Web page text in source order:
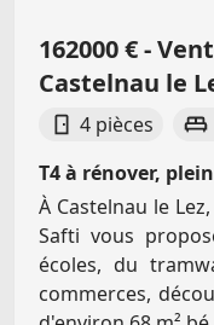
162000 € -
Castelnau le
4 pièces
T4 à rénover,
À Castelnau le
Safti vous
écoles, du
commerces,